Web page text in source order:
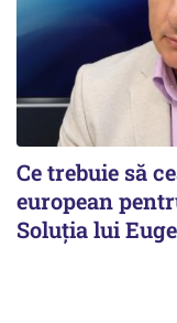
Ce trebuie să
european
Soluția lui